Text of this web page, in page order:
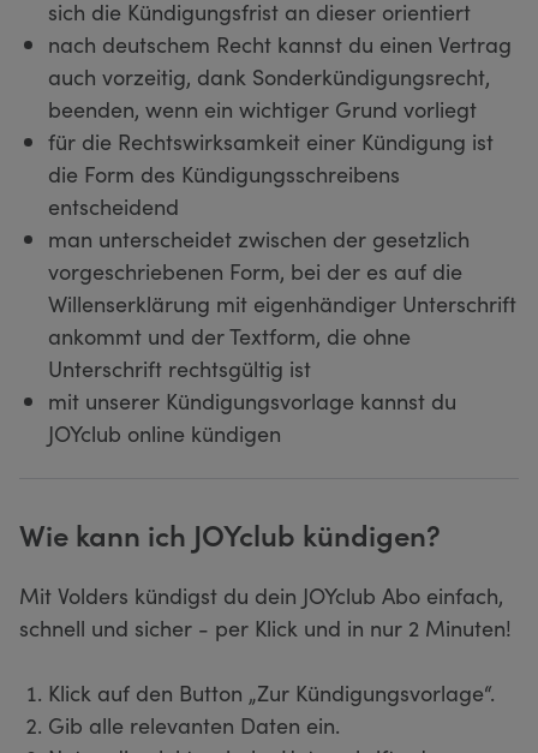
sich die Kündigungsfrist an dieser orientiert
nach deutschem Recht kannst du einen Vertrag
auch vorzeitig, dank Sonderkündigungsrecht,
beenden, wenn ein wichtiger Grund vorliegt
für die Rechtswirksamkeit einer Kündigung ist
die Form des Kündigungsschreibens
entscheidend
man unterscheidet zwischen der gesetzlich
vorgeschriebenen Form, bei der es auf die
Willenserklärung mit eigenhändiger Unterschrift
ankommt und der Textform, die ohne
Unterschrift rechtsgültig ist
mit unserer Kündigungsvorlage kannst du
JOYclub online kündigen
Wie kann ich JOYclub kündigen?
Mit Volders kündigst du dein JOYclub Abo einfach,
schnell und sicher - per Klick und in nur 2 Minuten!
Klick auf den Button „Zur Kündigungsvorlage“.
Gib alle relevanten Daten ein.